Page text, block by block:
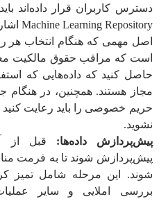
Machine Learning Repository اشاره کرد.
اصل مهمی که هنگام انتخاب هر
است که مراقب حقوق مالکیت
حاصل کنید که داده‌هایی که
مجاز هستند. همچنین، در هنگام
حریم خصوصی را باید رعایت
نشوید.
پیش‌پردازش داده‌ها: قبل از
پیش‌پردازش شوند تا به فرمت
شوند. این مرحله شامل تمیز
بررسی املایی و سایر